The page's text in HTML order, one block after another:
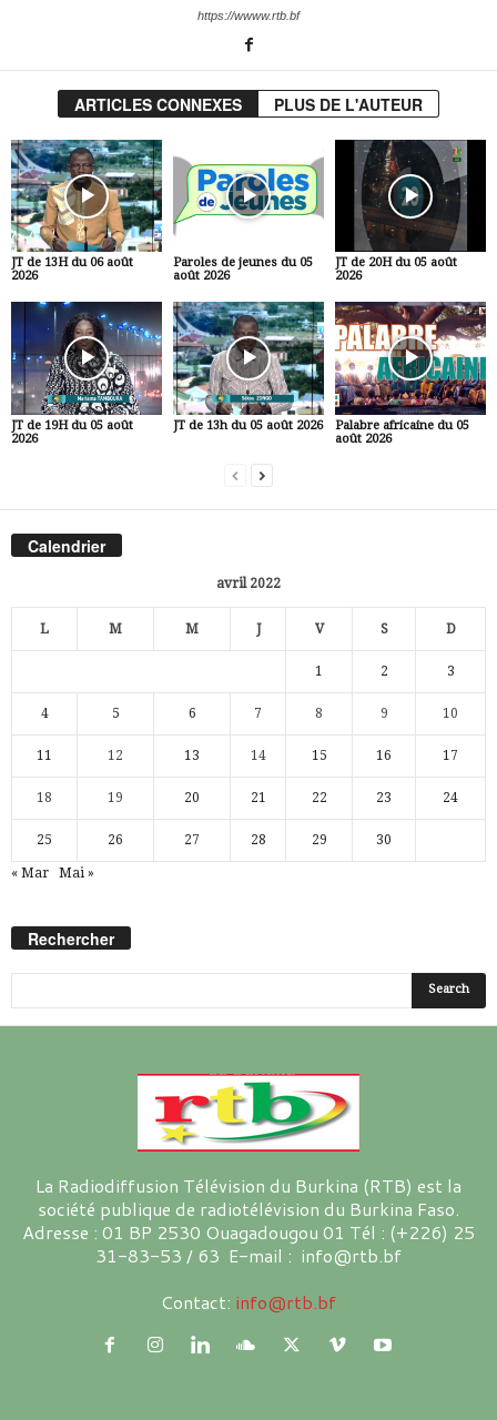
https://wwww.rtb.bf
ARTICLES CONNEXES PLUS DE L'AUTEUR
JT de 13H du 06 août
2026
Paroles de jeunes du 05
août 2026
JT de 20H du 05 août
2026
JT de 19H du 05 août
2026
JT de 13h du 05 août 2026
Palabre africaine du 05
août 2026
Calendrier
avril 2022
L M M J V S D
1 2 3
4 5 6 7 8 9 10
11 12 13 14 15 16 17
18 19 20 21 22 23 24
25 26 27 28 29 30
« Mar Mai »
Rechercher
La Radiodiffusion Télévision du Burkina (RTB) est la
société publique de radiotélévision du Burkina Faso.
Adresse : 01 BP 2530 Ouagadougou 01 Tél : (+226) 25
31-83-53 / 63 E-mail : info@rtb.bf
Contact: info@rtb.bf